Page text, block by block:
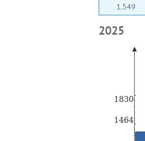
1.549
2025